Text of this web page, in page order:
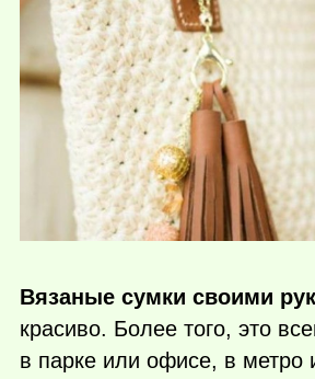
Вязаные сумки своими
красиво. Более того, это
в парке или офисе, в метро